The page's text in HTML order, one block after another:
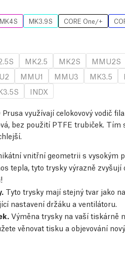
MK4S MK3.9S CORE One/+
MK2.5 MK2S MMU2S
MMU1 MMU3 MK3.5
INDX
využívají celokovový vodič
bez použití PTFE trubiček.
vnitřní geometrii s vysokým
tepla, tyto trysky výrazně
Tyto trysky mají stejný tvar jako
nastavení držáku a ventilátoru.
Výměna trysky na vaší tiskárně
věnovat tisku a objevování